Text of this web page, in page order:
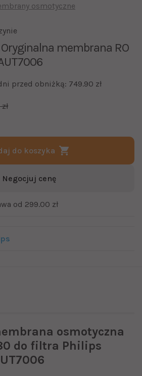
osmotyczne
membrana RO
przed obniżką: 749.90 zł
do koszyka
Negocjuj cenę
od 299.00 zł
osmotyczna
do filtra Philips